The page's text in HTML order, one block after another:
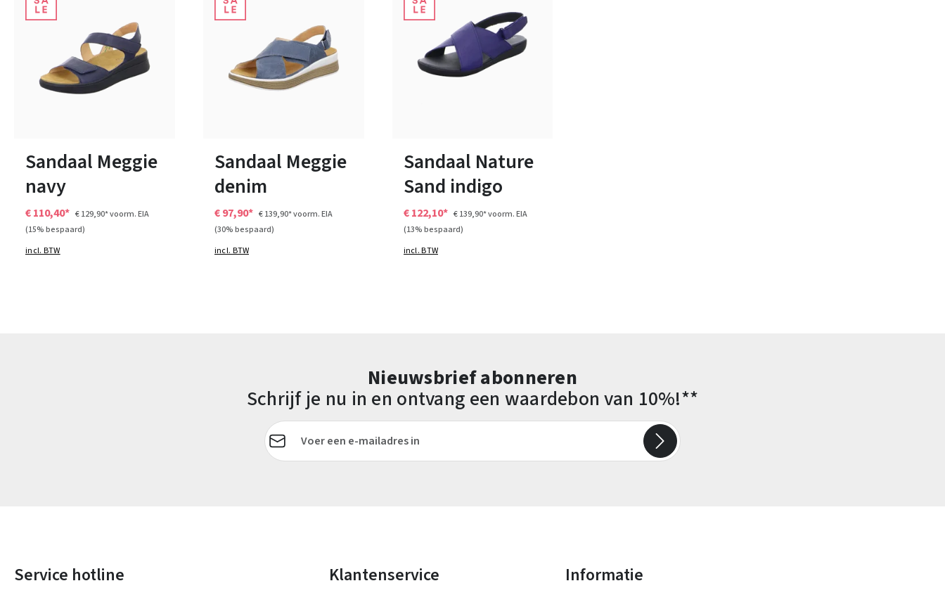
Sandaal Meggie
navy
€ 110,40* € 129,90*voorm. EIA
(15% bespaard)
incl. BTW
Sandaal Meggie
denim
€ 97,90* € 139,90*voorm. EIA
(30% bespaard)
incl. BTW
Sandaal Nature
Sand indigo
€ 122,10* € 139,90*voorm. EIA
(13% bespaard)
incl. BTW
Nieuwsbrief abonneren
Schrijf je nu in en ontvang een waardebon van 10%!**
E-mailadres*
Service hotline Klantenservice Informatie